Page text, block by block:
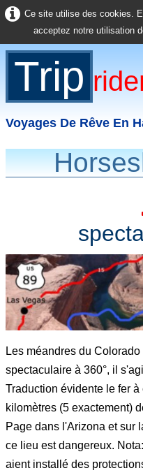
Ce site utilise des cookies.
acceptez notre utilisation
Trip
Voyages De Rêve En
Asie
Divers
Les méandres du
spectaculaire à 360°, il
Traduction évidente le fer
kilomètres (5 exactement)
Page dans l'Arizona et sur
ce lieu est dangereux.
aient installé des